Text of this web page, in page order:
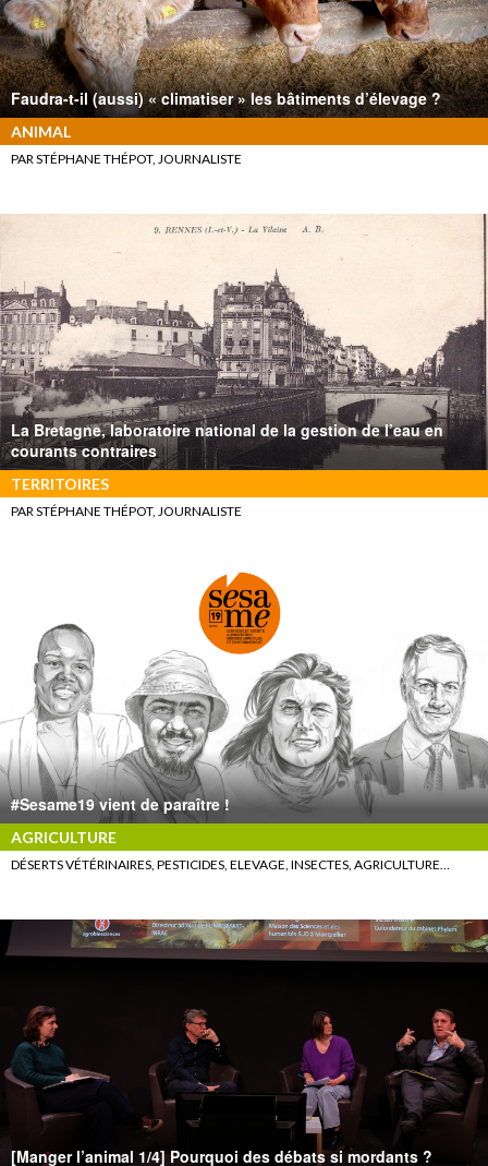
Faudra-t-il (aussi) « climatiser » les bâtiments d’élevage ?
ANIMAL
PAR STÉPHANE THÉPOT, JOURNALISTE
La Bretagne, laboratoire national de la gestion de l’eau en
courants contraires
TERRITOIRES
PAR STÉPHANE THÉPOT, JOURNALISTE
#Sesame19 vient de paraître !
AGRICULTURE
DÉSERTS VÉTÉRINAIRES, PESTICIDES, ELEVAGE, INSECTES, AGRICULTURE…
[Manger l’animal 1/4] Pourquoi des débats si mordants ?